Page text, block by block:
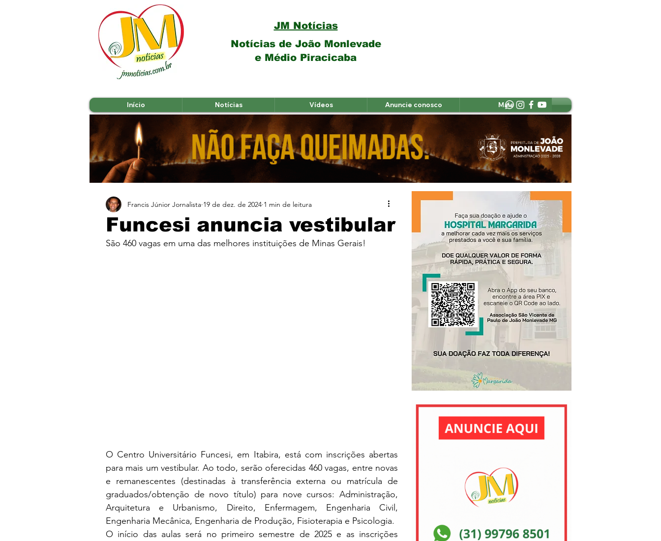
Notícias de João Monlevade
e Médio Piracicaba
JM Notícias
Início Notícias Vídeos Anuncie conosco Mais
Funcesi anuncia vestibular
Francis Júnior Jornalista 19 de dez. de 2024 1 min de leitura
São 460 vagas em uma das melhores instituições de Minas Gerais!
O Centro Universitário Funcesi, em Itabira, está com inscrições abertas
para mais um vestibular. Ao todo, serão oferecidas 460 vagas, entre novas
e remanescentes (destinadas à transferência externa ou matrícula de
graduados/obtenção de novo título) para nove cursos: Administração,
Arquitetura e Urbanismo, Direito, Enfermagem, Engenharia Civil,
Engenharia Mecânica, Engenharia de Produção, Fisioterapia e Psicologia.
O início das aulas será no primeiro semestre de 2025 e as inscrições